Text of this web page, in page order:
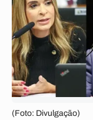
(Foto: Divulgação)